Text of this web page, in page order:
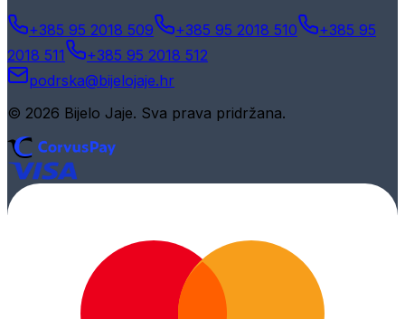
+385 95 2018 509 +385 95 2018 510
+385 95
2018 511
+385 95 2018 512
podrska@bijelojaje.hr
© 2026 Bijelo Jaje. Sva prava pridržana.